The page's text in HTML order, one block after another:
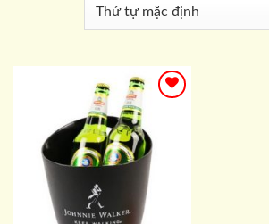
wishlist